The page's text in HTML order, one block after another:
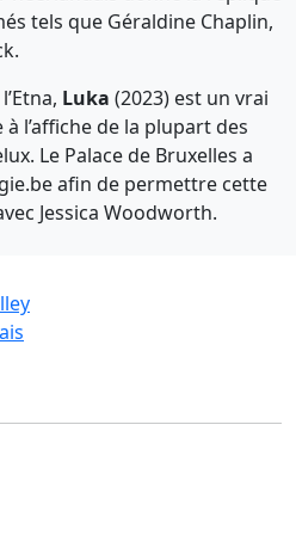
tels que Géraldine Chaplin,
Luka (2023) est un vrai
l’affiche de la plupart des
Le Palace de Bruxelles a
afin de permettre cette
Jessica Woodworth.